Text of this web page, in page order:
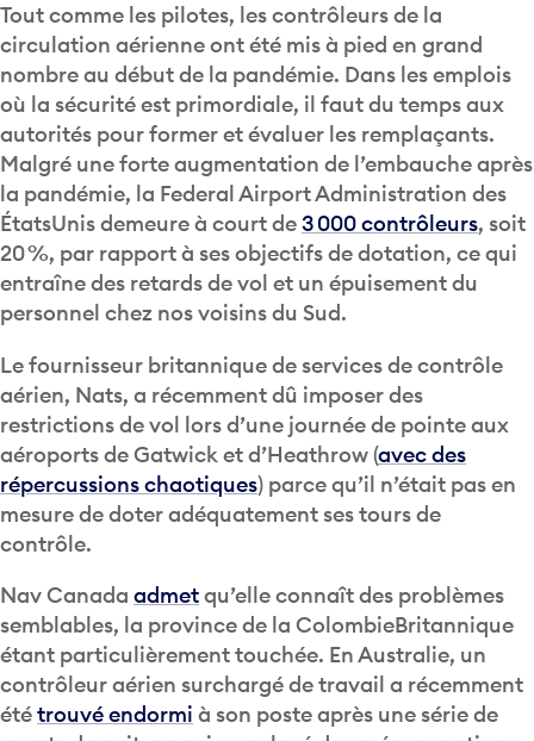
Tout comme les pilotes, les contrôleurs de la
circulation aérienne ont été mis à pied en grand
nombre au début de la pandémie. Dans les emplois
où la sécurité est primordiale, il faut du temps aux
autorités pour former et évaluer les remplaçants.
Malgré une forte augmentation de l’embauche après
la pandémie, la Federal Airport Administration des
ÉtatsUnis demeure à court de3 000 contrôleurs, soit
20 %, par rapport à ses objectifs de dotation, ce qui
entraîne des retards de vol et un épuisement du
personnel chez nos voisins du Sud.
Le fournisseur britannique de services de contrôle
aérien, Nats, a récemment dû imposer des
restrictions de vol lors d’une journée de pointe aux
aéroports de Gatwick et d’Heathrow (avec des
répercussions chaotiques) parce qu’il n’était pas en
mesure de doter adéquatement ses tours de
contrôle.
Nav Canada admetqu’elle connaît des problèmes
semblables, la province de la ColombieBritannique
étant particulièrement touchée. En Australie, un
contrôleur aérien surchargé de travail a récemment
ététrouvé endormi à son poste après une série de